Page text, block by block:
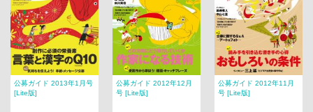
公募ガイド 2013年1月号
[Lite版]
公募ガイド 2012年12月
号 [Lite版]
公募ガイド 2012年11月
号 [Lite版]